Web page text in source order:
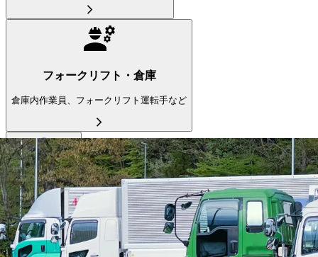
フォークリフト・倉庫
倉庫内作業員、フォークリフト運転手など
運行管理者
運行管理者など